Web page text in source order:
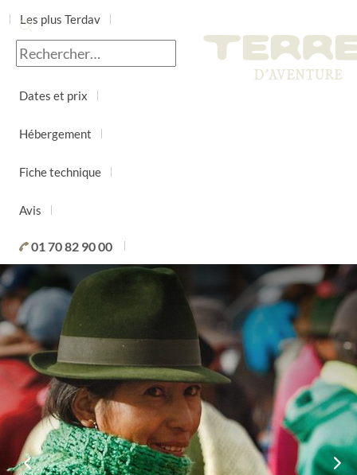
Les plus Terdav
Jour par jour
Dates et prix
Hébergement
Fiche technique
Avis
01 70 82 90 00